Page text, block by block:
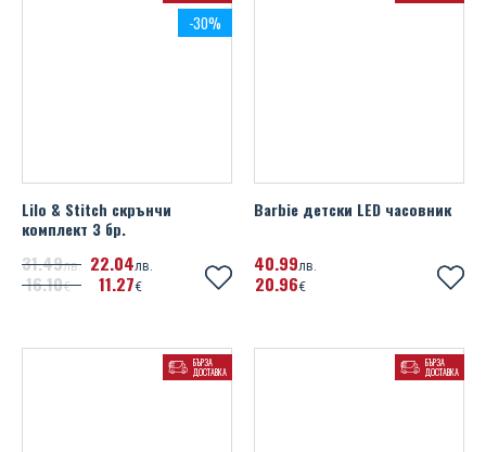
-30%
Lilo & Stitch скрънчи
комплект 3 бр.
3149лв.
1610€
22 04лв.
11 27€
Barbie детски LED часовник
40 99лв.
20 96€
БЪРЗА
ДОСТАВКА
БЪРЗА
ДОСТАВКА